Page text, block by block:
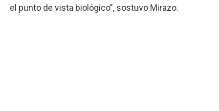
el punto de vista biológico”, sostuvo Mirazo.